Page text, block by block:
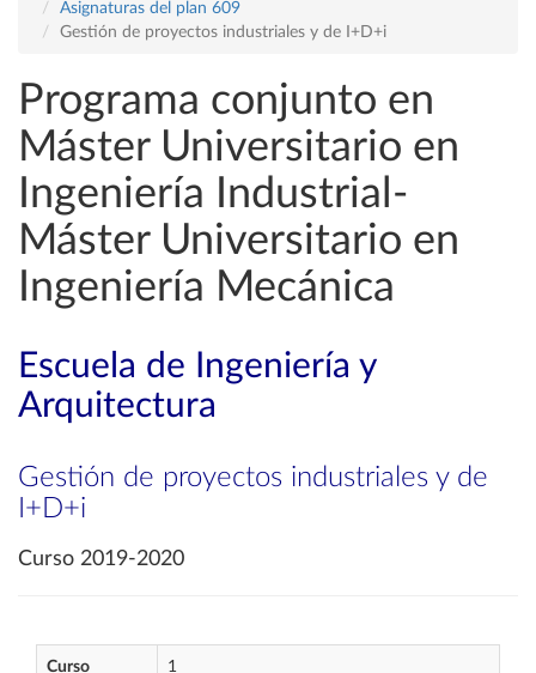
Asignaturas del plan 609
Gestión de proyectos industriales y de I+D+i
Programa conjunto en
Máster Universitario en
Ingeniería Industrial-
Máster Universitario en
Ingeniería Mecánica
Escuela de Ingeniería y
Arquitectura
Gestión de proyectos industriales y de
I+D+i
Curso 2019-2020
Curso 1